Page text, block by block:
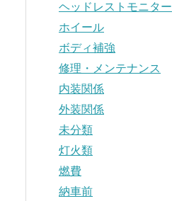
ヘッドレストモニター
ホイール
ボディ補強
修理・メンテナンス
内装関係
外装関係
未分類
灯火類
燃費
納車前